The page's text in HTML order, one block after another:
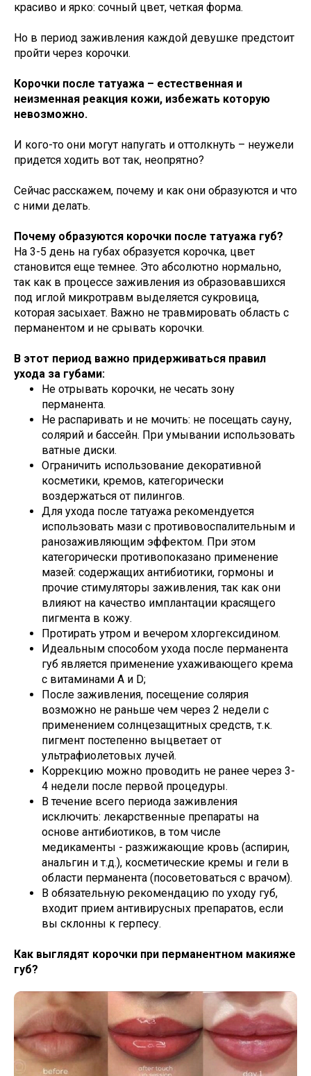
красиво и ярко: сочный цвет, четкая форма.
Но в период заживления каждой девушке предстоит
пройти через корочки.
Корочки после татуажа – естественная и
неизменная реакция кожи, избежать которую
невозможно.
И кого-то они могут напугать и оттолкнуть – неужели
придется ходить вот так, неопрятно?
Сейчас расскажем, почему и как они образуются и что
с ними делать.
Почему образуются корочки после татуажа губ?
На 3-5 день на губах образуется корочка, цвет
становится еще темнее. Это абсолютно нормально,
так как в процессе заживления из образовавшихся
под иглой микротравм выделяется сукровица,
которая засыхает. Важно не травмировать область с
перманентом и не срывать корочки.
В этот период важно придерживаться правил
ухода за губами:
Не отрывать корочки, не чесать зону
перманента.
Не распаривать и не мочить: не посещать сауну,
солярий и бассейн. При умывании использовать
ватные диски.
Ограничить использование декоративной
косметики, кремов, категорически
воздержаться от пилингов.
Для ухода после татуажа рекомендуется
использовать мази с противовоспалительным и
ранозаживляющим эффектом. При этом
категорически противопоказано применение
мазей: содержащих антибиотики, гормоны и
прочие стимуляторы заживления, так как они
влияют на качество имплантации красящего
пигмента в кожу.
Протирать утром и вечером хлоргексидином.
Идеальным способом ухода после перманента
губ является применение ухаживающего крема
с витаминами А и D;
После заживления, посещение солярия
возможно не раньше чем через 2 недели с
применением солнцезащитных средств, т.к.
пигмент постепенно выцветает от
ультрафиолетовых лучей.
Коррекцию можно проводить не ранее через 3-
4 недели после первой процедуры.
В течение всего периода заживления
исключить: лекарственные препараты на
основе антибиотиков, в том числе
медикаменты - разжижающие кровь (аспирин,
анальгин и т.д.), косметические кремы и гели в
области перманента (посоветоваться с врачом).
В обязательную рекомендацию по уходу губ,
входит прием антивирусных препаратов, если
вы склонны к герпесу.
Как выглядят корочки при перманентном макияже
губ?